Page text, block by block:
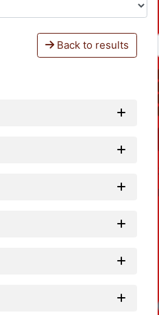
Back to results